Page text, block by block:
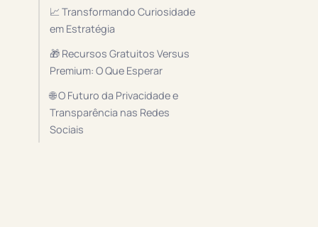
📈 Transformando Curiosidade
em Estratégia
🎁 Recursos Gratuitos Versus
Premium: O Que Esperar
🌐 O Futuro da Privacidade e
Transparência nas Redes
Sociais